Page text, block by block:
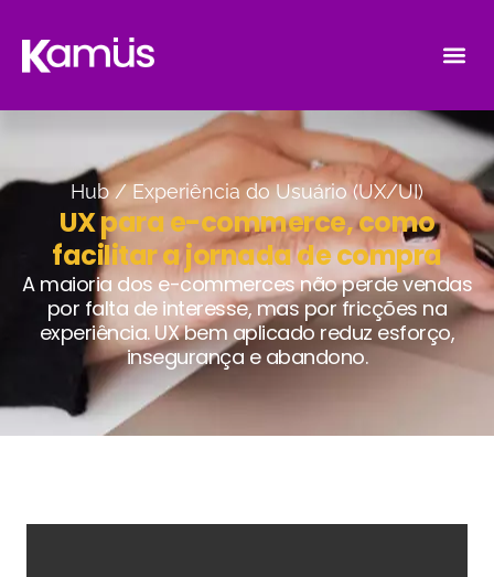
Hub /Experiência do Usuário (UX/UI)
UX para e-commerce, como
facilitar a jornada de compra
A maioria dos e-commerces não perde vendas
por falta de interesse, mas por fricções na
experiência. UX bem aplicado reduz esforço,
insegurança e abandono.